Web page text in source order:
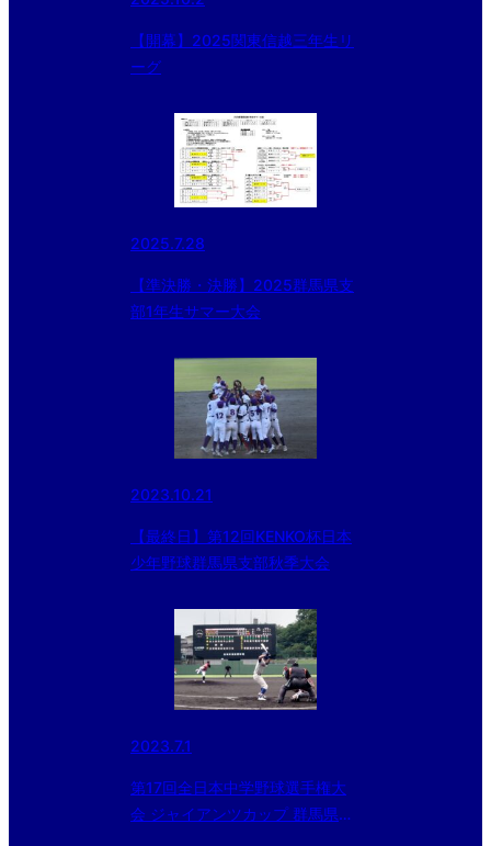
【開幕】2025関東信越三年生リ
ーグ
2025.7.28
【準決勝・決勝】2025群馬県支
部1年生サマー大会
2023.10.21
【最終日】第12回KENKO杯日本
少年野球群馬県支部秋季大会
2023.7.1
第17回全日本中学野球選手権大
会 ジャイアンツカップ 群馬県予